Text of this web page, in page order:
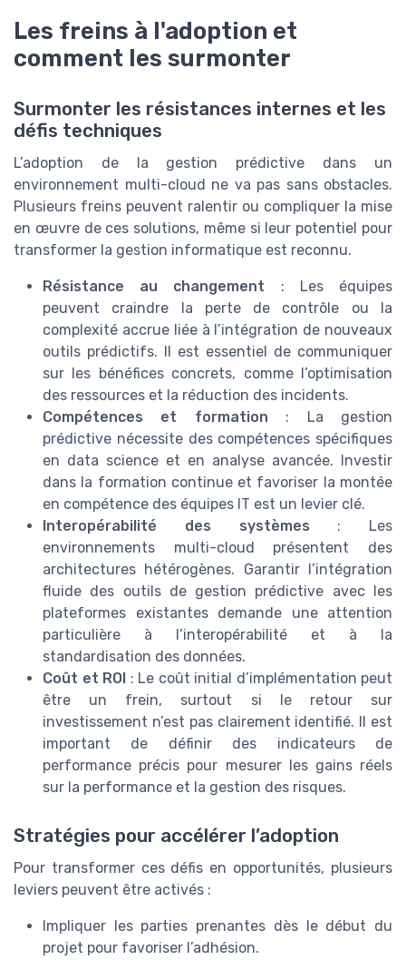
Les freins à l'adoption et
comment les surmonter
Surmonter les résistances internes et les
défis techniques
L’adoption de la gestion prédictive dans un
environnement multi-cloud ne va pas sans obstacles.
Plusieurs freins peuvent ralentir ou compliquer la mise
en œuvre de ces solutions, même si leur potentiel pour
transformer la gestion informatique est reconnu.
Résistance au changement : Les équipes
peuvent craindre la perte de contrôle ou la
complexité accrue liée à l’intégration de nouveaux
outils prédictifs. Il est essentiel de communiquer
sur les bénéfices concrets, comme l’optimisation
des ressources et la réduction des incidents.
Compétences et formation : La gestion
prédictive nécessite des compétences spécifiques
en data science et en analyse avancée. Investir
dans la formation continue et favoriser la montée
en compétence des équipes IT est un levier clé.
Interopérabilité des systèmes : Les
environnements multi-cloud présentent des
architectures hétérogènes. Garantir l’intégration
fluide des outils de gestion prédictive avec les
plateformes existantes demande une attention
particulière à l’interopérabilité et à la
standardisation des données.
Coût et ROI : Le coût initial d’implémentation peut
être un frein, surtout si le retour sur
investissement n’est pas clairement identifié. Il est
important de définir des indicateurs de
performance précis pour mesurer les gains réels
sur la performance et la gestion des risques.
Stratégies pour accélérer l’adoption
Pour transformer ces défis en opportunités, plusieurs
leviers peuvent être activés :
Impliquer les parties prenantes dès le début du
projet pour favoriser l’adhésion.